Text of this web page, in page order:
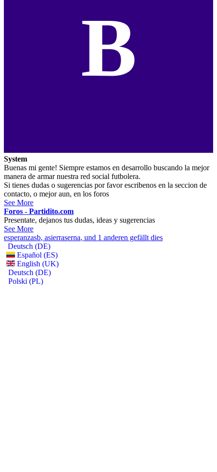
B
System
Buenas mi gente! Siempre estamos en desarrollo buscando la mejor
manera de armar nuestra red social futbolera.
Si tienes dudas o sugerencias por favor escribenos en la seccion de
contacto, o mejor aun, en los foros
See More
Foros - Partidito.com
Presentate, dejanos tus dudas, ideas y sugerencias
See More
esperanzasb, asierraserna, und 1 anderen gefällt dies
Deutsch (DE)
Español (ES)
English (UK)
Deutsch (DE)
Polski (PL)